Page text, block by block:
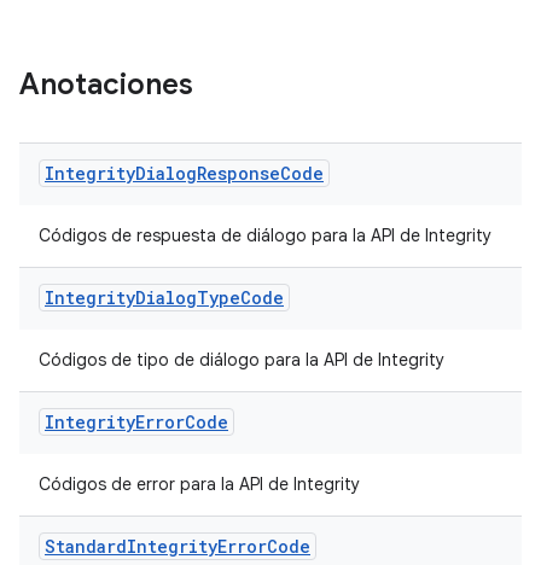
Anotaciones
IntegrityDialogResponseCode
Códigos de respuesta de diálogo para la API de Integrity
IntegrityDialogTypeCode
Códigos de tipo de diálogo para la API de Integrity
IntegrityErrorCode
Códigos de error para la API de Integrity
StandardIntegrityErrorCode